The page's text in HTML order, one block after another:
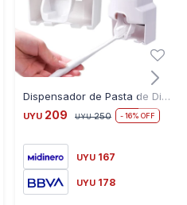
Dispensador de Pasta de Dientes para Pared
UYU 209 UYU 250 16
UYU 167
UYU 178